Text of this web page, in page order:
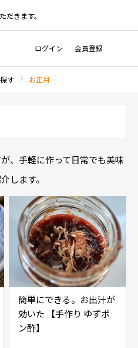
だきます。
ログイン 会員登録
す お正月
、手軽に作って日常でも美味
します。
簡単にできる。お出汁が
効いた 【手作り ゆずポ
ン酢】